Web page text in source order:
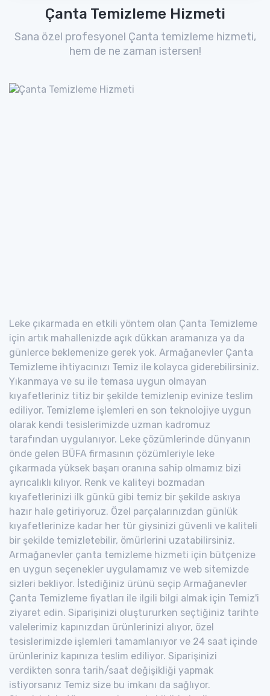
Çanta Temizleme Hizmeti
Sana özel profesyonel Çanta temizleme hizmeti,
hem de ne zaman istersen!
Leke çıkarmada en etkili yöntem olan Çanta Temizleme
için artık mahallenizde açık dükkan aramanıza ya da
günlerce beklemenize gerek yok. Armağanevler Çanta
Temizleme ihtiyacınızı Temiz ile kolayca giderebilirsiniz.
Yıkanmaya ve su ile temasa uygun olmayan
kıyafetleriniz titiz bir şekilde temizlenip evinize teslim
ediliyor. Temizleme işlemleri en son teknolojiye uygun
olarak kendi tesislerimizde uzman kadromuz
tarafından uygulanıyor. Leke çözümlerinde dünyanın
önde gelen BÜFA firmasının çözümleriyle leke
çıkarmada yüksek başarı oranına sahip olmamız bizi
ayrıcalıklı kılıyor. Renk ve kaliteyi bozmadan
kıyafetlerinizi ilk günkü gibi temiz bir şekilde askıya
hazır hale getiriyoruz. Özel parçalarınızdan günlük
kıyafetlerinize kadar her tür giysinizi güvenli ve kaliteli
bir şekilde temizletebilir, ömürlerini uzatabilirsiniz.
Armağanevler çanta temizleme hizmeti için bütçenize
en uygun seçenekler uygulamamız ve web sitemizde
sizleri bekliyor. İstediğiniz ürünü seçip Armağanevler
Çanta Temizleme fiyatları ile ilgili bilgi almak için Temiz'i
ziyaret edin. Siparişinizi oluştururken seçtiğiniz tarihte
valelerimiz kapınızdan ürünlerinizi alıyor, özel
tesislerimizde işlemleri tamamlanıyor ve 24 saat içinde
ürünleriniz kapınıza teslim ediliyor. Siparişinizi
verdikten sonra tarih/saat değişikliği yapmak
istiyorsanız Temiz size bu imkanı da sağlıyor.